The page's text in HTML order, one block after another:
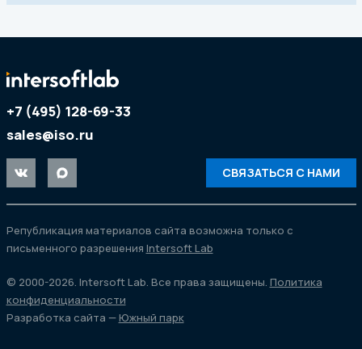
+7 (495) 128-69-33
sales@iso.ru
СВЯЗАТЬСЯ С НАМИ
Републикация материалов сайта возможна только с
письменного разрешения Intersoft Lab
© 2000-2026. Intersoft Lab. Все права защищены. Политика
конфиденциальности
Разработка сайта —Южный парк